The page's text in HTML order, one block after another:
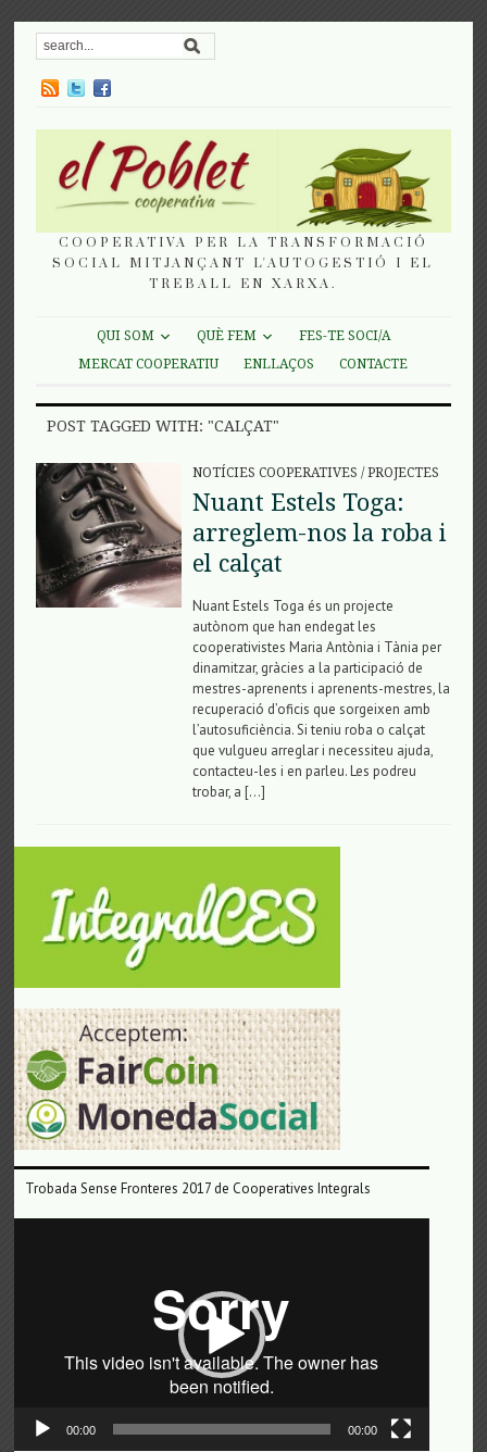
COOPERATIVA PER LA TRANSFORMACIÓ
SOCIAL MITJANÇANT L'AUTOGESTIÓ I EL
TREBALL EN XARXA.
QUI SOM QUÈ FEM
FES-TE SOCI/A
MERCAT COOPERATIU
ENLLAÇOS CONTACTE
POST TAGGED WITH: "CALÇAT"
NOTÍCIES COOPERATIVES /PROJECTES
Nuant Estels Toga:
arreglem-nos la roba i
el calçat
Nuant Estels Toga és un projecte
autònom que han endegat les
cooperativistes Maria Antònia i Tània per
dinamitzar, gràcies a la participació de
mestres-aprenents i aprenents-mestres, la
recuperació d’oficis que sorgeixen amb
l’autosuficiència. Si teniu roba o calçat
que vulgueu arreglar i necessiteu ajuda,
contacteu-les i en parleu. Les podreu
trobar, a […]
Trobada Sense Fronteres 2017 de Cooperatives Integrals
00:00 00:00